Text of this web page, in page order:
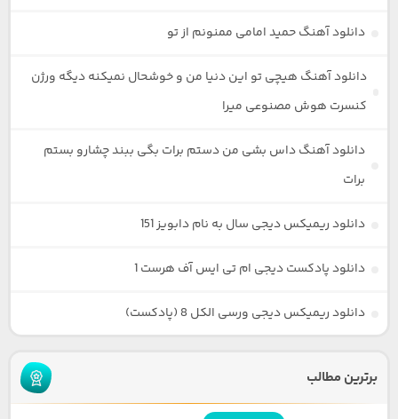
دانلود آهنگ حمید امامی ممنونم از تو
دانلود آهنگ هیچی تو این دنیا من و خوشحال نمیکنه دیگه ورژن
کنسرت هوش مصنوعی میرا
دانلود آهنگ داس بشی من دستم برات بگی ببند چشارو بستم
برات
دانلود ریمیکس دیجی سال به نام دابویز 151
دانلود پادکست دیجی ام تی ایس آف هرست 1
دانلود ریمیکس دیجی ورسی الکل 8 (پادکست)
برترین مطالب